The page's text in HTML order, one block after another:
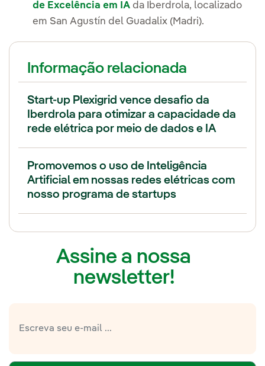
de Excelência em IA da Iberdrola, localizado
em San Agustín del Guadalix (Madri).
Informação relacionada
Start-up Plexigrid vence desafio da
Iberdrola para otimizar a capacidade da
rede elétrica por meio de dados e IA
Promovemos o uso de Inteligência
Artificial em nossas redes elétricas com
nosso programa de startups
Assine a nossa
newsletter!